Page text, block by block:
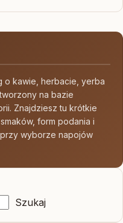
o kawie, herbacie, yerba
na bazie
Znajdziesz tu krótkie
form podania i
wyborze napojów
Szukaj